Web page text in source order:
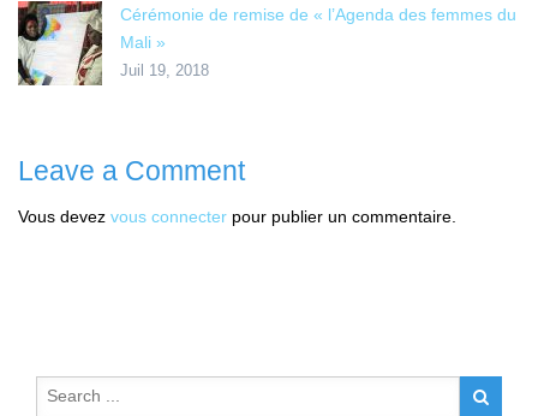
Cérémonie de remise de « l’Agenda des femmes du
Mali »
Juil 19, 2018
Leave a Comment
Vous devez vous connecter pour publier un commentaire.